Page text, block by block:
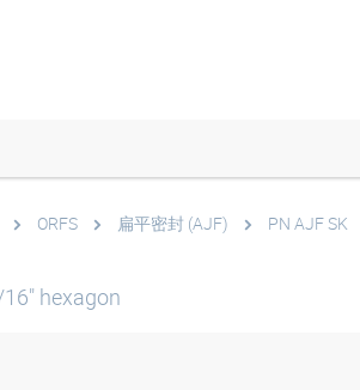
ORFS 扁平密封 (AJF) PN AJF SK
hexagon